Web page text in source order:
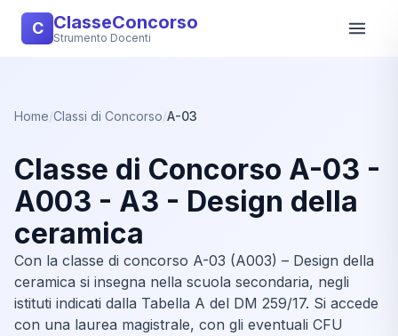
C ClasseConcorso
Strumento Docenti
Home/Classi di Concorso/A-03
Classe di Concorso A-03 -
A003 - A3 - Design della
ceramica
Con la classe di concorso A-03 (A003) – Design della
ceramica si insegna nella scuola secondaria, negli
istituti indicati dalla Tabella A del DM 259/17. Si accede
con una laurea magistrale, con gli eventuali CFU